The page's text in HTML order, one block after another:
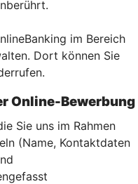
im Bereich
Dort können Sie
Online-Bewerbung
Sie uns im Rahmen
(Name, Kontaktdaten